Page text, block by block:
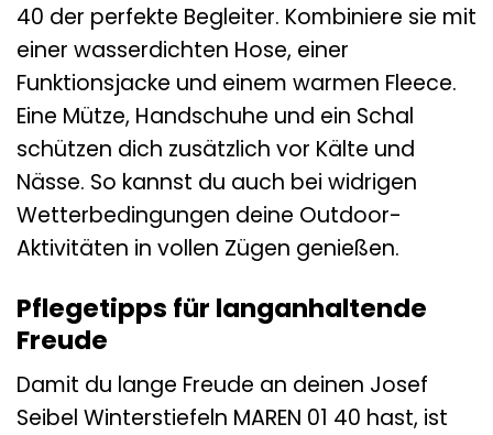
40 der perfekte Begleiter. Kombiniere sie mit
einer wasserdichten Hose, einer
Funktionsjacke und einem warmen Fleece.
Eine Mütze, Handschuhe und ein Schal
schützen dich zusätzlich vor Kälte und
Nässe. So kannst du auch bei widrigen
Wetterbedingungen deine Outdoor-
Aktivitäten in vollen Zügen genießen.
Pflegetipps für langanhaltende
Freude
Damit du lange Freude an deinen Josef
Seibel Winterstiefeln MAREN 01 40 hast, ist